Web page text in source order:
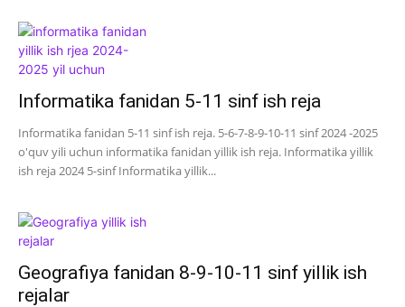
Informatika fanidan 5-11 sinf ish reja
Informatika fanidan 5-11 sinf ish reja. 5-6-7-8-9-10-11 sinf 2024 -2025
o'quv yili uchun informatika fanidan yillik ish reja. Informatika yillik
ish reja 2024 5-sinf Informatika yillik...
Geografiya fanidan 8-9-10-11 sinf yillik ish
rejalar